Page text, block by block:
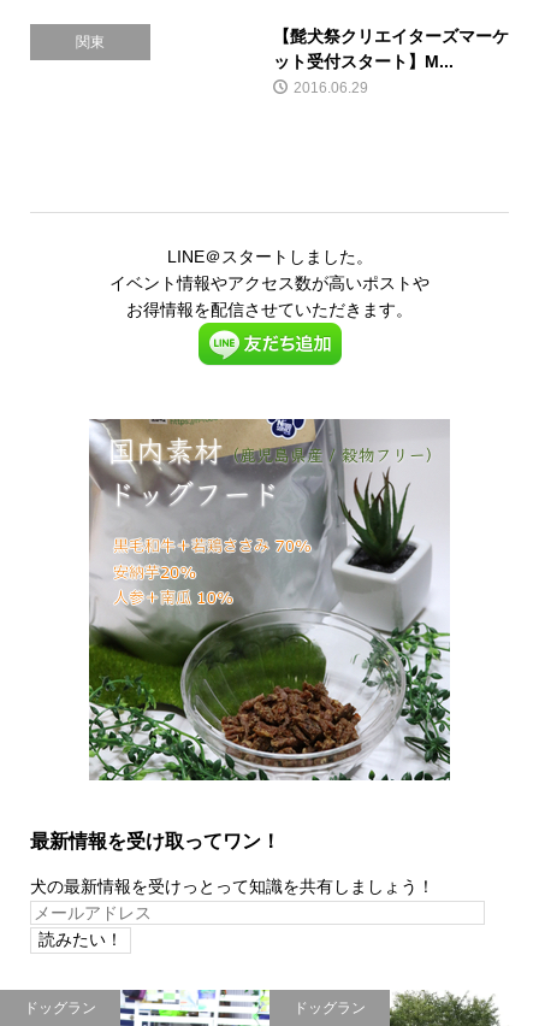
関東
【髭犬祭クリエイターズマーケ
ット受付スタート】M...
2016.06.29
LINE＠スタートしました。
イベント情報やアクセス数が高いポストや
お得情報を配信させていただきます。
最新情報を受け取ってワン！
犬の最新情報を受けっとって知識を共有しましょう！
メ
ー
ア
ド
ドッグラン ドッグラン